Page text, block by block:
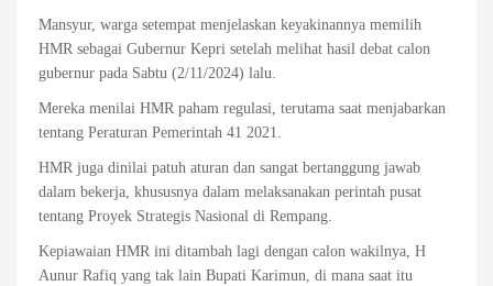
Mansyur, warga setempat menjelaskan keyakinannya memilih
HMR sebagai Gubernur Kepri setelah melihat hasil debat calon
gubernur pada Sabtu (2/11/2024) lalu.
Mereka menilai HMR paham regulasi, terutama saat menjabarkan
tentang Peraturan Pemerintah 41 2021.
HMR juga dinilai patuh aturan dan sangat bertanggung jawab
dalam bekerja, khususnya dalam melaksanakan perintah pusat
tentang Proyek Strategis Nasional di Rempang.
Kepiawaian HMR ini ditambah lagi dengan calon wakilnya, H
Aunur Rafiq yang tak lain Bupati Karimun, di mana saat itu